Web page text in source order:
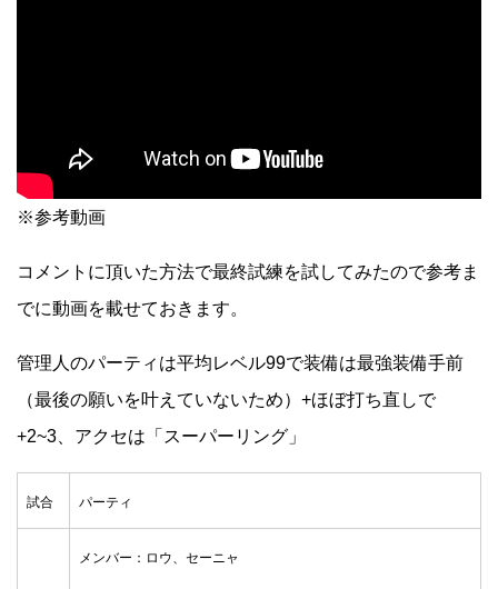
※参考動画
コメントに頂いた方法で最終試練を試してみたので参考ま
でに動画を載せておきます。
管理人のパーティは平均レベル99で装備は最強装備手前
（最後の願いを叶えていないため）+ほぼ打ち直しで
+2~3、アクセは「スーパーリング」
試合 パーティ
メンバー：ロウ、セーニャ